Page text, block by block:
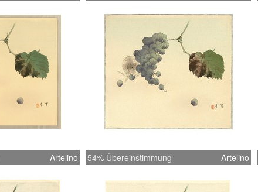
Artelino 54% Übereinstimmung Artelino